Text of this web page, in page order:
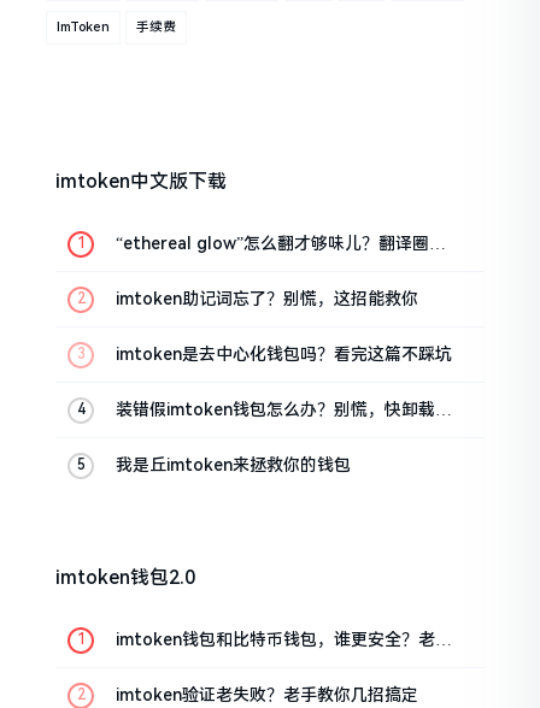
ImToken 手续费
imtoken中文版下载
“ethereal glow”怎么翻才够味儿？翻译圈老
imtoken助记词忘了？别慌，这招能救你
imtoken是去中心化钱包吗？看完这篇不踩坑
装错假imtoken钱包怎么办？别慌，快卸载，
我是丘imtoken来拯救你的钱包
imtoken钱包2.0
imtoken钱包和比特币钱包，谁更安全？老玩
imtoken验证老失败？老手教你几招搞定